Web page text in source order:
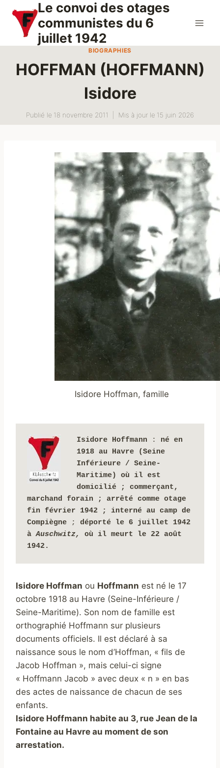
contenu
Le convoi des otages
communistes du 6
juillet 1942
BIOGRAPHIES
HOFFMAN (HOFFMANN)
Isidore
Publié le 18 novembre 2011 Mis à jour le 15 juin 2026
Isidore Hoffman, famille
Isidore Hoffmann : né en
1918 au Havre (Seine
Inférieure / Seine-
Maritime) où il est
domicilié ; commerçant,
marchand forain ;
arrêté comme otage
fin février 1942
; interné au camp de
Compiègne
; déporté le 6 juillet 1942
à Auschwitz,
où il meurt le 22 août
1942.
Isidore Hoffman ou Hoffmann est né le 17
octobre 1918 au Havre (Seine-Inférieure /
Seine-Maritime). Son nom de famille est
orthographié Hoffmann sur plusieurs
documents officiels. Il est déclaré à sa
naissance sous le nom d’Hoffman, « fils de
Jacob Hoffman », mais celui-ci signe
« Hoffmann Jacob » avec deux « n » en bas
des actes de naissance de chacun de ses
enfants.
Isidore Hoffmann habite au 3, rue Jean de la
Fontaine au Havre au moment de son
arrestation.